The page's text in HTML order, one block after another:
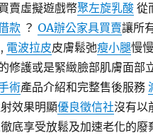
賣虛擬遊戲幣聚左旋乳酸從
款？ OA辦公家具買賣讓所
電波拉皮皮膚鬆弛瘦小腿慢
修護或是緊緻臉部肌膚面部
術產品介紹和完整售後服務
效果明顯優良徵信社沒有以
底享受放鬆及加速老化的